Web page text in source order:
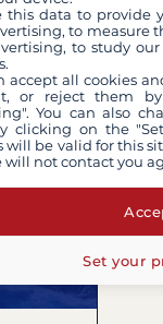
this data to provide
to measure
to study
accept all cookies
or reject them
You can also
clicking on the
will be valid for this
will not contact you
Set your